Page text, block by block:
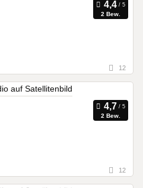
2 Bew.
12
2 Bew.
12